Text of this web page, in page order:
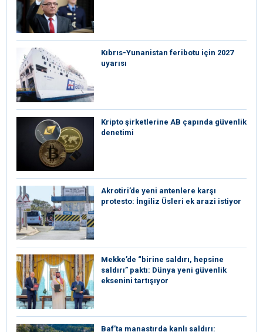
Kıbrıs-Yunanistan feribotu için 2027
uyarısı
Kripto şirketlerine AB çapında güvenlik
denetimi
⁠Akrotiri’de yeni antenlere karşı
protesto: İngiliz Üsleri ek arazi istiyor
Mekke’de “birine saldırı, hepsine
saldırı” paktı: Dünya yeni güvenlik
eksenini tartışıyor
Baf’ta manastırda kanlı saldırı: